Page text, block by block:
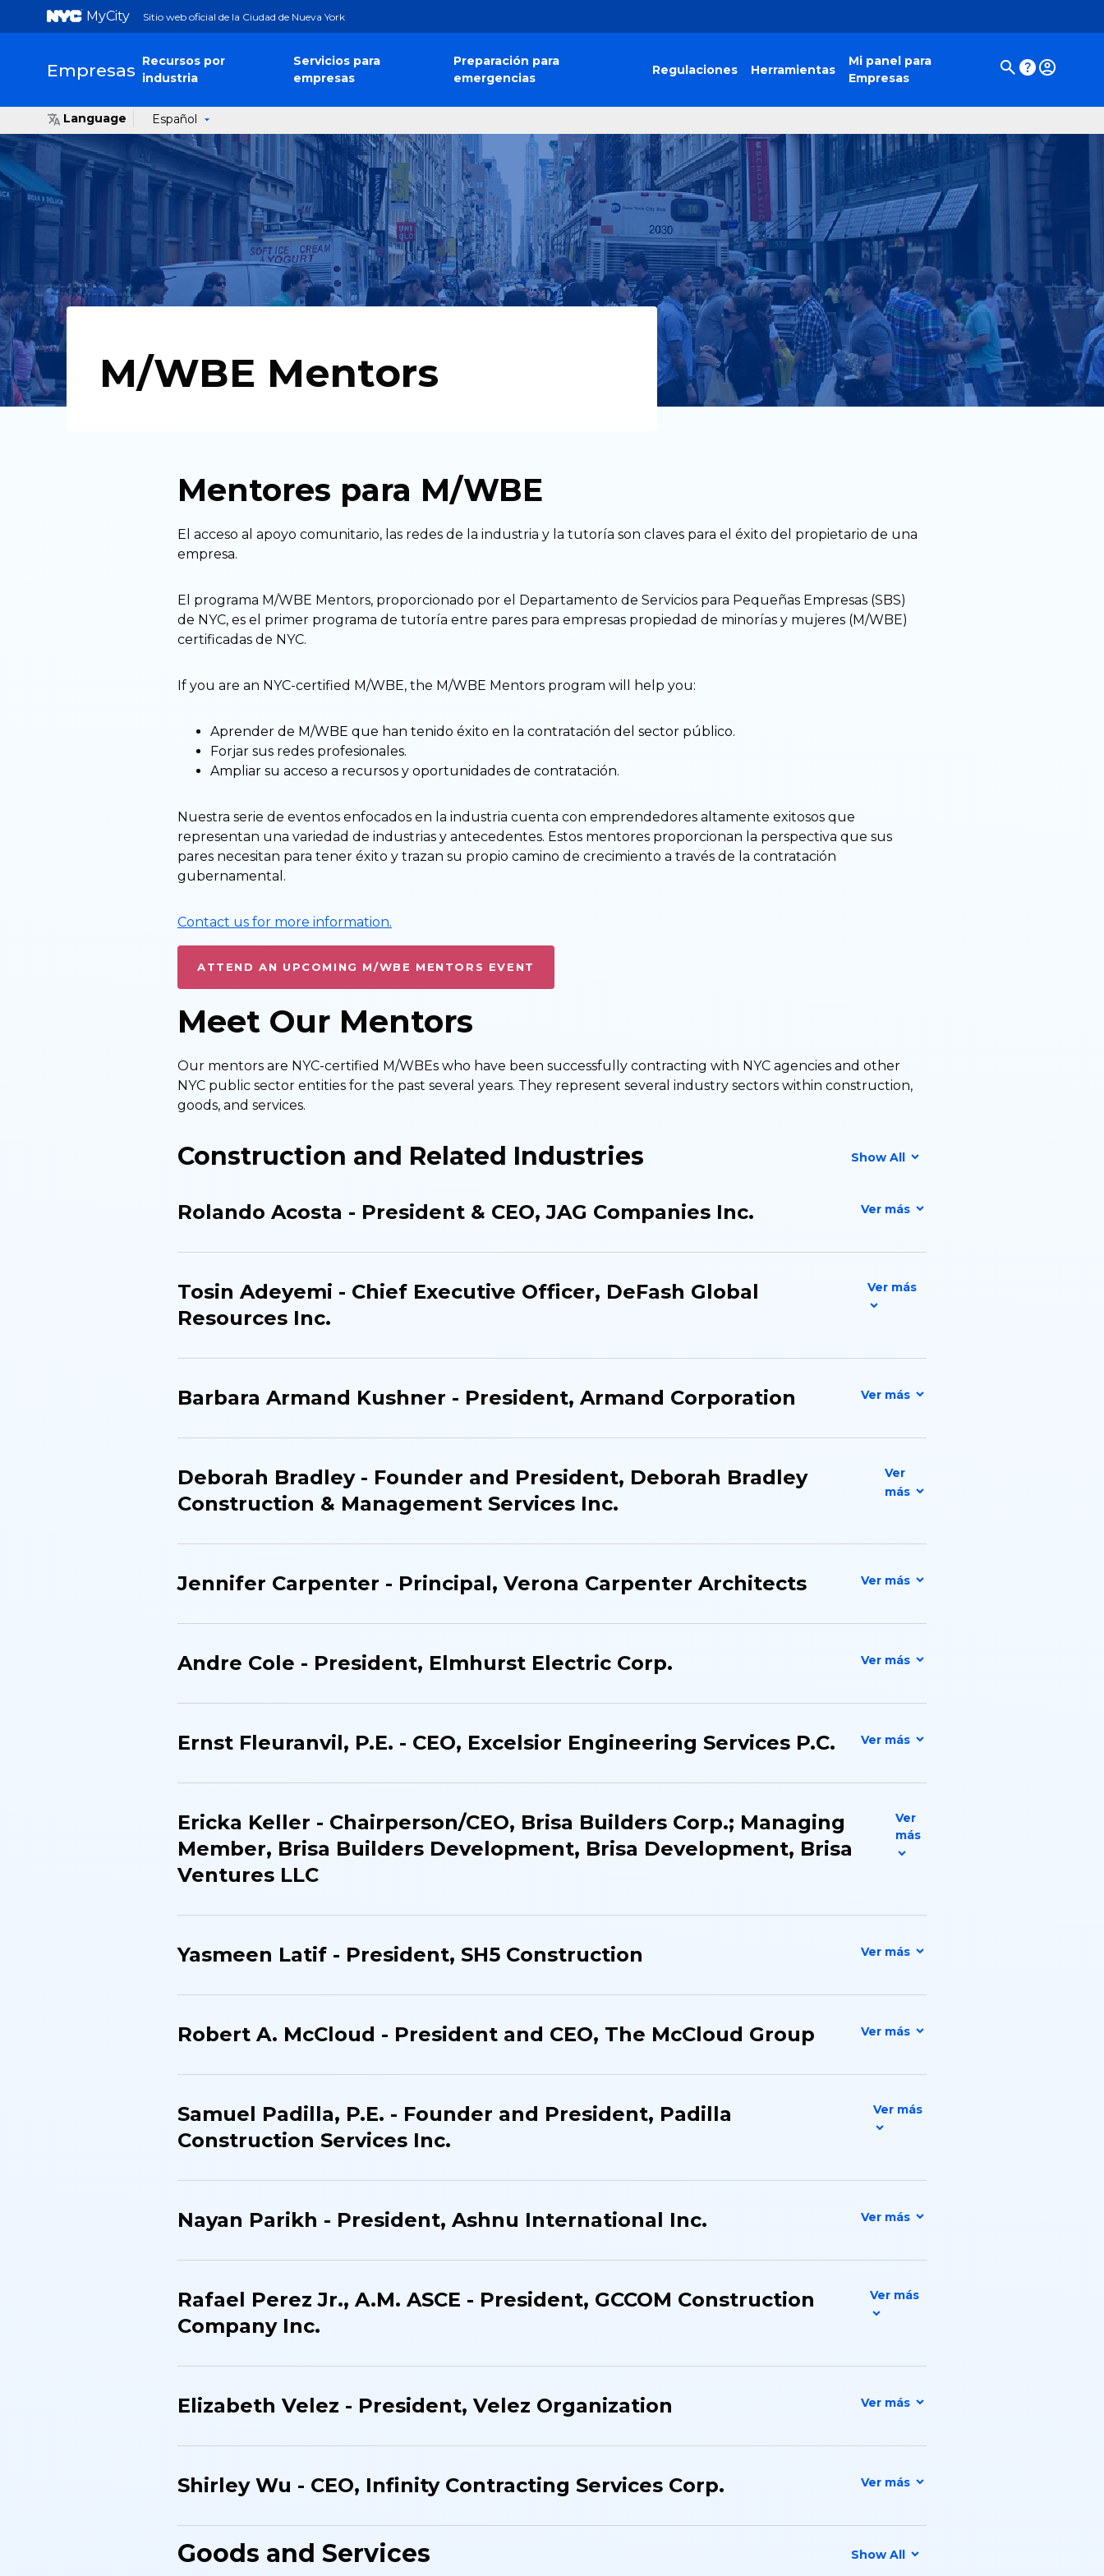
MyCity Sitio web oficial de la Ciudad de Nueva York
Empresas Recursos por
industria
Servicios para
empresas
Preparación para
emergencias
Regulaciones Herramientas
Mi panel para
Empresas
Language Español
M/WBE Mentors
Mentores para M/WBE
El acceso al apoyo comunitario, las redes de la industria y la tutoría son claves para el éxito del propietario de una
empresa.
El programa M/WBE Mentors, proporcionado por el Departamento de Servicios para Pequeñas Empresas (SBS)
de NYC, es el primer programa de tutoría entre pares para empresas propiedad de minorías y mujeres (M/WBE)
certificadas de NYC.
If you are an NYC-certified M/WBE, the M/WBE Mentors program will help you:
Aprender de M/WBE que han tenido éxito en la contratación del sector público.
Forjar sus redes profesionales.
Ampliar su acceso a recursos y oportunidades de contratación.
Nuestra serie de eventos enfocados en la industria cuenta con emprendedores altamente exitosos que
representan una variedad de industrias y antecedentes. Estos mentores proporcionan la perspectiva que sus
pares necesitan para tener éxito y trazan su propio camino de crecimiento a través de la contratación
gubernamental.
Contact us for more information.
ATTEND AN UPCOMING M/WBE MENTORS EVENT
Meet Our Mentors
Our mentors are NYC-certified M/WBEs who have been successfully contracting with NYC agencies and other
NYC public sector entities for the past several years. They represent several industry sectors within construction,
goods, and services.
Construction and Related Industries Show All
Rolando Acosta - President & CEO, JAG Companies Inc.
Tosin Adeyemi - Chief Executive Officer, DeFash Global
Resources Inc.
Barbara Armand Kushner - President, Armand Corporation
Deborah Bradley - Founder and President, Deborah Bradley
Construction & Management Services Inc.
Jennifer Carpenter - Principal, Verona Carpenter Architects
Andre Cole - President, Elmhurst Electric Corp.
Ernst Fleuranvil, P.E.​ - CEO​, Excelsior Engineering Services P.C.
Ericka Keller - Chairperson/CEO​, Brisa Builders Corp.​; Managing
Member​, Brisa Builders Development, Brisa Development, Brisa
Ventures LLC​
Yasmeen Latif - President​, SH5 Construction​
Robert A. McCloud - President and CEO, The McCloud Group
Samuel Padilla, P.E. - Founder and President​, Padilla
Construction Services Inc.​
Nayan Parikh - President, Ashnu International Inc.
Rafael Perez Jr., A.M. ASCE - President​, GCCOM Construction
Company Inc.​
Elizabeth Velez - President, Velez Organization
Shirley Wu - CEO, Infinity Contracting Services Corp.
Goods and Services Show All